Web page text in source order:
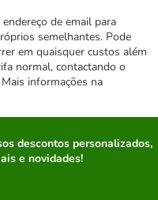
de email para
semelhantes. Pode
em quaisquer custos além
normal, contactando o
informações na
descontos personalizados,
e novidades!